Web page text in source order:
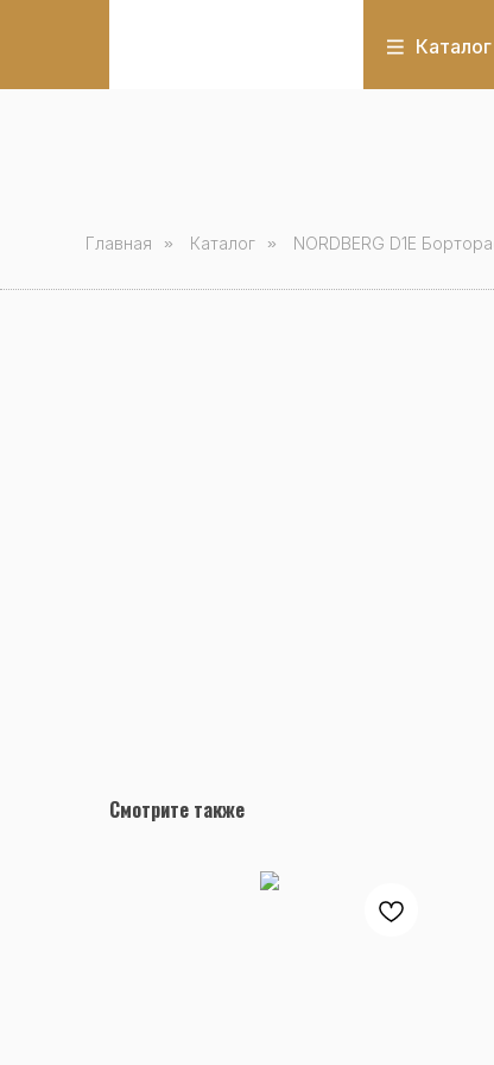
Каталог
Главная » Каталог » NORDBERG D1E
Смотрите также